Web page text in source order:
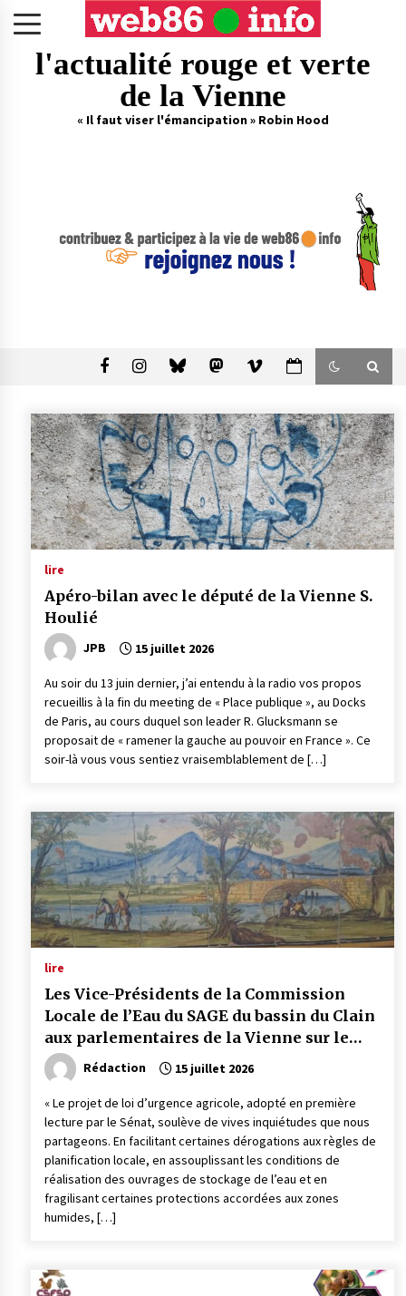
l'actualité rouge et verte
de la Vienne
« Il faut viser l'émancipation » Robin Hood
lire
Apéro-bilan avec le député de la Vienne S.
Houlié
JPB 15 juillet 2026
Au soir du 13 juin dernier, j’ai entendu à la radio vos propos
recueillis à la fin du meeting de « Place publique », au Docks
de Paris, au cours duquel son leader R. Glucksmann se
proposait de « ramener la gauche au pouvoir en France ». Ce
soir-là vous vous sentiez vraisemblablement de […]
lire
Les Vice-Présidents de la Commission
Locale de l’Eau du SAGE du bassin du Clain
aux parlementaires de la Vienne sur le
projet de loi d’urgence agricole
Rédaction 15 juillet 2026
« Le projet de loi d’urgence agricole, adopté en première
lecture par le Sénat, soulève de vives inquiétudes que nous
partageons. En facilitant certaines dérogations aux règles de
planification locale, en assouplissant les conditions de
réalisation des ouvrages de stockage de l’eau et en
fragilisant certaines protections accordées aux zones
humides, […]